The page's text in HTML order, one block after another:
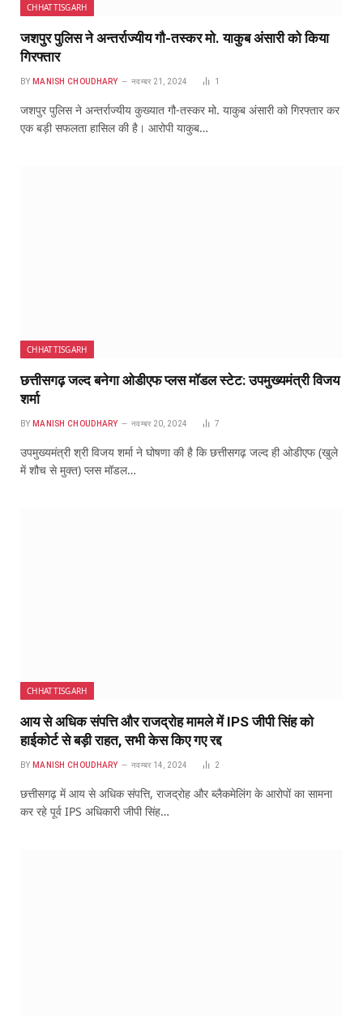
CHHATTISGARH
जशपुर पुलिस ने अन्तर्राज्यीय गौ-तस्कर मो. याकुब अंसारी को किया
गिरफ्तार
BY MANISH CHOUDHARY नवम्बर 21, 2024 1
जशपुर पुलिस ने अन्तर्राज्यीय कुख्यात गौ-तस्कर मो. याकुब अंसारी को गिरफ्तार कर
एक बड़ी सफलता हासिल की है। आरोपी याकुब…
CHHATTISGARH
छत्तीसगढ़ जल्द बनेगा ओडीएफ प्लस मॉडल स्टेट: उपमुख्यमंत्री विजय
शर्मा
BY MANISH CHOUDHARY नवम्बर 20, 2024 7
उपमुख्यमंत्री श्री विजय शर्मा ने घोषणा की है कि छत्तीसगढ़ जल्द ही ओडीएफ (खुले
में शौच से मुक्त) प्लस मॉडल…
CHHATTISGARH
आय से अधिक संपत्ति और राजद्रोह मामले में IPS जीपी सिंह को
हाईकोर्ट से बड़ी राहत, सभी केस किए गए रद्द
BY MANISH CHOUDHARY नवम्बर 14, 2024 2
छत्तीसगढ़ में आय से अधिक संपत्ति, राजद्रोह और ब्लैकमेलिंग के आरोपों का सामना
कर रहे पूर्व IPS अधिकारी जीपी सिंह…